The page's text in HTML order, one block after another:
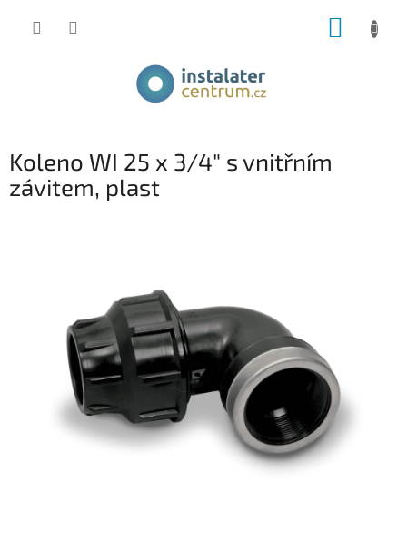
Koleno WI 25 x 3/4" s vnitřním
závitem, plast